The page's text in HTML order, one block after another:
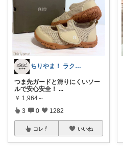
ちりやま！ ラク×便利グッズ🫧
つま先ガードと滑りにくいソー
ルで安心安全！ ...
￥ 1,964～
3 0 1282
コレ いいね